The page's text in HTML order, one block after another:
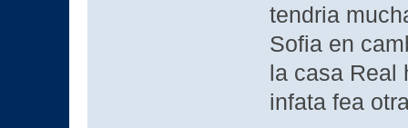
tendria
Sofia en
la casa
infata fea